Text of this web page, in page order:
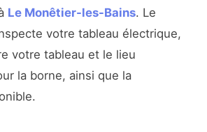
Le Monêtier-les-Bains. Le
votre tableau électrique,
votre tableau et le lieu
la borne, ainsi que la